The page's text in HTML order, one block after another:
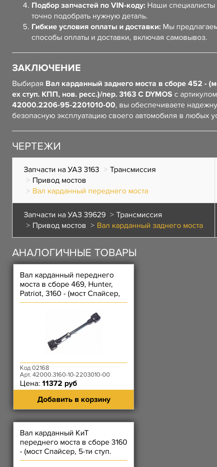
Подбор запчастей по VIN-коду: Наши специалисты
точно подобрать нужную деталь.
Гибкие условия оплаты и доставки: Мы
способы оплаты и доставки, включая самовывоз.
ЗАКЛЮЧЕНИЕ
Выбирая Вал карданный заднего моста в сборе 452 -
ех ступ. КПП, нов. ресс.)/пер. 3163 С DYMOS с артикулом
42000.2206-95-2201010-00, вы обеспечиваете
безопасную эксплуатацию своего автомобиля в любых
ЧЕРТЕЖИ
Запчасти на УАЗ 3163
Трансмиссия
Привод мостов
Вал карданный переднего моста
Запчасти на УАЗ 39629
Трансмиссия
Привод мостов
Вал карданный заднего моста
АНАЛОГИЧНЫЕ ТОВАРЫ
Вал карданный переднего
моста в сборе 469, Hunter,
Patriot, 3160 - (мост Спайсер,
5- ти ступ. КПП)Ч
Код 02168
Арт. 42000.3160-10-2203010-00
Цена: 11372 руб
Добавить в корзину
Вал карданный КиТ
переднего моста в сборе 3160
- (мост Спайсер, 5-ти ступ.
КПП)